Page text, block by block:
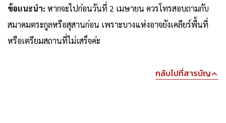
ข้อแนะนำ: หากจะไปก่อนวันที่ 2 เมษายน ควรโทรสอบถามกับ
สมาคมตระกูลหรือสุสานก่อน เพราะบางแห่งอาจยังเคลียร์พื้นที่
หรือเตรียมสถานที่ไม่เสร็จค่ะ
กลับไปที่สารบัญ